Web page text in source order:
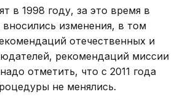
в 1998 году, за это время в
вносились изменения, в том
отечественных и
рекомендаций миссии
отметить, что с 2011 года
не менялись.